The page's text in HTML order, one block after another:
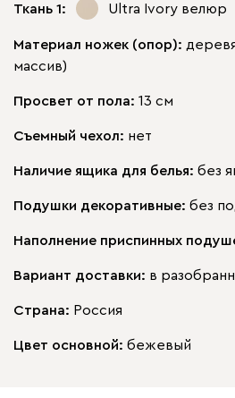
Ткань 1: Ultra Ivory велюр
Материал ножек (опор):
массив)
Просвет от пола: 13 см
Съемный чехол: нет
Наличие ящика для белья: без
Подушки декоративные: без
Наполнение приспинных
Вариант доставки: в
Страна: Россия
Цвет основной: бежевый